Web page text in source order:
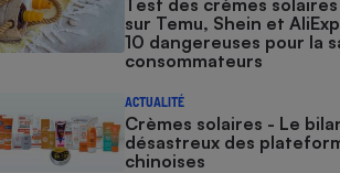
Test des crèmes
sur Temu, Shein et
10 dangereuses pour la
consommateurs
ACTUALITÉ
Crèmes solaires - Le
désastreux des
chinoises